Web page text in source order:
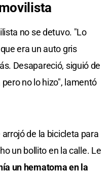
no se detuvo. "Lo
era un auto gris
Desapareció, siguió de
no lo hizo", lamentó
de la bicicleta para
un bollito en la calle. Le
un hematoma en la